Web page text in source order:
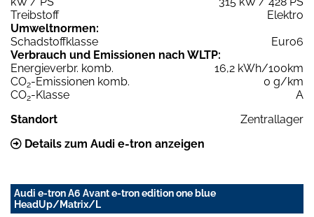
Treibstoff
Elektro
Umweltnormen:
Schadstoffklasse
Euro6
Verbrauch und Emissionen nach WLTP:
Energieverbr. komb.
16,2 kWh/100km
CO2-Emissionen komb.
0 g/km
CO2-Klasse
A
Standort
Zentrallager
Details zum Audi e-tron anzeigen
Audi e-tron A6 Avant e-tron edition one blue
HeadUp/Matrix/L